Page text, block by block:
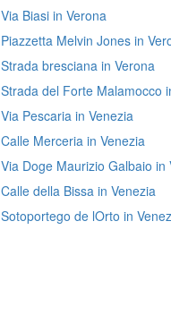
Via Biasi in Verona
Piazzetta Melvin Jones in
Strada bresciana in Verona
Strada del Forte Malamocco
Via Pescaria in Venezia
Calle Merceria in Venezia
Via Doge Maurizio Galbaio in
Calle della Bissa in Venezia
Sotoportego de lOrto in